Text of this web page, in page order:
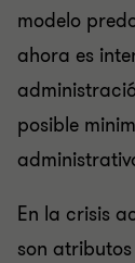
modelo
ahora es
posible
En la crisis
son